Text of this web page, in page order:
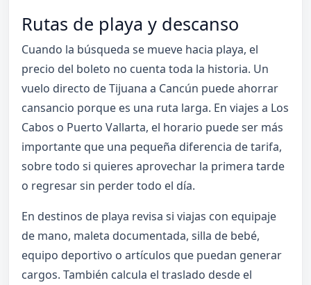
Rutas de playa y descanso
Cuando la búsqueda se mueve hacia playa, el
precio del boleto no cuenta toda la historia. Un
vuelo directo de Tijuana a Cancún puede ahorrar
cansancio porque es una ruta larga. En viajes a Los
Cabos o Puerto Vallarta, el horario puede ser más
importante que una pequeña diferencia de tarifa,
sobre todo si quieres aprovechar la primera tarde
o regresar sin perder todo el día.
En destinos de playa revisa si viajas con equipaje
de mano, maleta documentada, silla de bebé,
equipo deportivo o artículos que puedan generar
cargos. También calcula el traslado desde el